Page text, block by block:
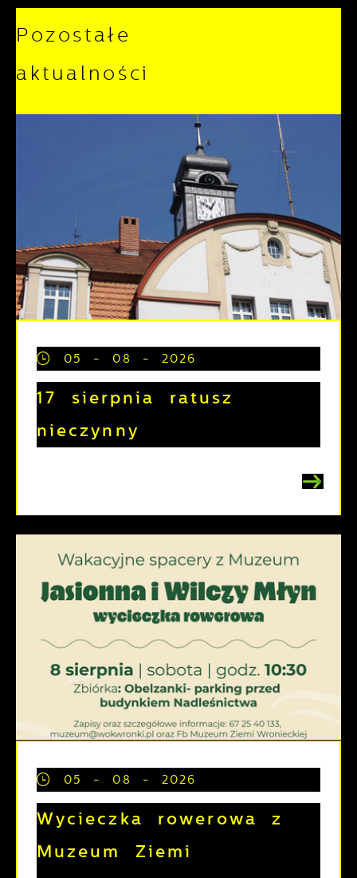
Pozostałe
aktualności
05 - 08 - 2026
17 sierpnia ratusz
nieczynny
05 - 08 - 2026
Wycieczka rowerowa z
Muzeum Ziemi